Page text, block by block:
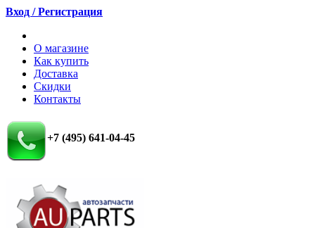
Вход / Регистрация
О магазине
Как купить
Доставка
Скидки
Контакты
+7 (495) 641-04-45